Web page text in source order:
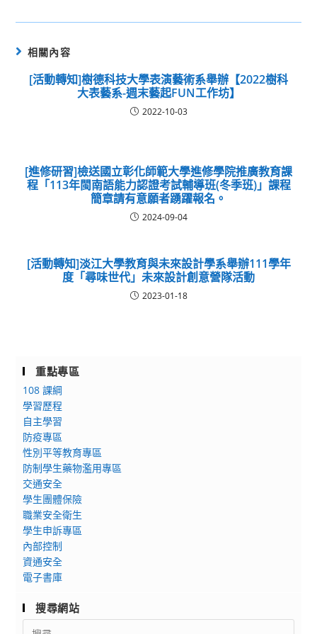
相關內容
[活動轉知]樹德科技大學表演藝術系舉辦【2022樹科
大表藝系-週末藝起FUN工作坊】
2022-10-03
[進修研習]檢送國立彰化師範大學進修學院推廣教育課
程「113年閩南語能力認證考試輔導班(冬季班)」課程
簡章請有意願者踴躍報名。
2024-09-04
[活動轉知]淡江大學教育與未來設計學系舉辦111學年
度「尋味世代」未來設計創意營隊活動
2023-01-18
重點專區
108 課綱
學習歷程
自主學習
防疫專區
性別平等教育專區
防制學生藥物濫用專區
交通安全
學生團體保險
職業安全衛生
學生申訴專區
內部控制
資通安全
電子書庫
搜尋網站
Search